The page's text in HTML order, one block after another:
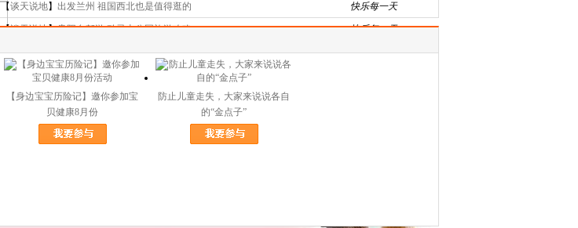
【谈天说地】 出发兰州 祖国西北也是值得逛的 快乐每一天
【谈天说地】贵阳自驾游 黔灵山公园旅游攻略 快乐每一天
【身边宝宝历险记】邀你参加宝
贝健康8月份
防止儿童走失，大家来说说各自
的“金点子”